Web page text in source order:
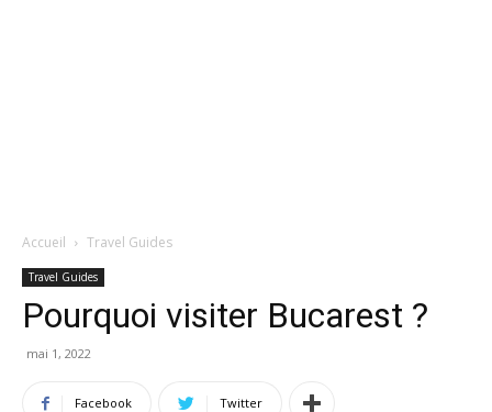
Accueil Travel Guides
Travel Guides
Pourquoi visiter Bucarest ?
mai 1, 2022
Facebook Twitter